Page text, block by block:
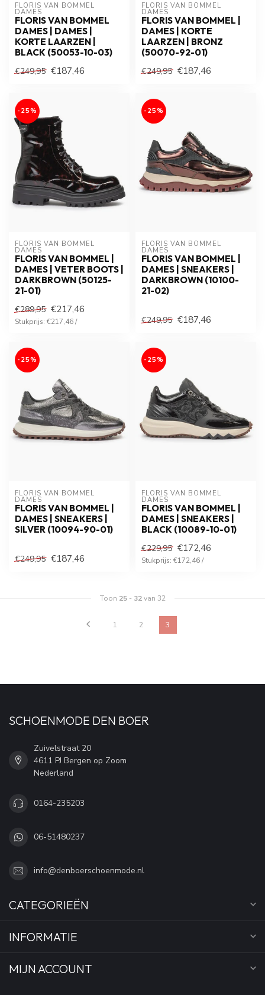
FLORIS VAN BOMMEL
DAMES
FLORIS VAN BOMMEL
DAMES | DAMES |
KORTE LAARZEN |
BLACK (50053-10-03)
€249,95 €187,46
FLORIS VAN BOMMEL
DAMES
FLORIS VAN BOMMEL |
DAMES | KORTE
LAARZEN | BRONZ
(50070-92-01)
€249,95 €187,46
-25%
FLORIS VAN BOMMEL
DAMES
FLORIS VAN BOMMEL |
DAMES | VETER BOOTS |
DARKBROWN (50125-
21-01)
€289,95 €217,46
Stukprijs: €217,46 /
-25%
FLORIS VAN BOMMEL
DAMES
FLORIS VAN BOMMEL |
DAMES | SNEAKERS |
DARKBROWN (10100-
21-02)
€249,95 €187,46
-25%
FLORIS VAN BOMMEL
DAMES
FLORIS VAN BOMMEL |
DAMES | SNEAKERS |
SILVER (10094-90-01)
€249,95 €187,46
-25%
FLORIS VAN BOMMEL
DAMES
FLORIS VAN BOMMEL |
DAMES | SNEAKERS |
BLACK (10089-10-01)
€229,95 €172,46
Stukprijs: €172,46 /
Toon 25- 32van 32
1 2 3
SCHOENMODE DEN BOER
Zuivelstraat 20
4611 PJ Bergen op Zoom
Nederland
0164-235203
06-51480237
info@denboerschoenmode.nl
CATEGORIEËN
INFORMATIE
MIJN ACCOUNT